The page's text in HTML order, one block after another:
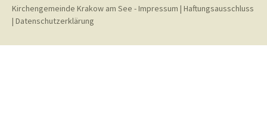
Kirchengemeinde Krakow am See -Impressum | Haftungsausschluss
| Datenschutzerklärung